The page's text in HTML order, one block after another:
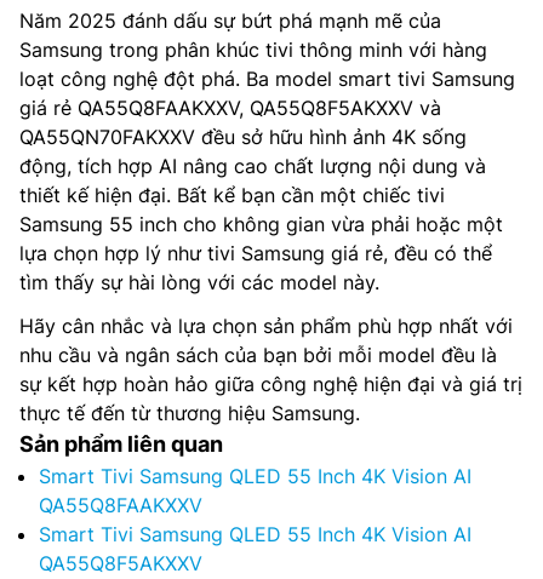
Năm 2025 đánh dấu sự bứt phá mạnh mẽ của
Samsung trong phân khúc tivi thông minh với hàng
loạt công nghệ đột phá. Ba model smart tivi Samsung
giá rẻ QA55Q8FAAKXXV, QA55Q8F5AKXXV và
QA55QN70FAKXXV đều sở hữu hình ảnh 4K sống
động, tích hợp AI nâng cao chất lượng nội dung và
thiết kế hiện đại. Bất kể bạn cần một chiếc tivi
Samsung 55 inch cho không gian vừa phải hoặc một
lựa chọn hợp lý như tivi Samsung giá rẻ, đều có thể
tìm thấy sự hài lòng với các model này.
Hãy cân nhắc và lựa chọn sản phẩm phù hợp nhất với
nhu cầu và ngân sách của bạn bởi mỗi model đều là
sự kết hợp hoàn hảo giữa công nghệ hiện đại và giá trị
thực tế đến từ thương hiệu Samsung.
Sản phẩm liên quan
Smart Tivi Samsung QLED 55 Inch 4K Vision AI
QA55Q8FAAKXXV
Smart Tivi Samsung QLED 55 Inch 4K Vision AI
QA55Q8F5AKXXV